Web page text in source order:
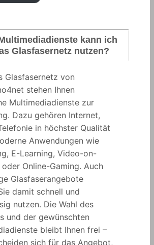
kann ich
Glasfasernetz nutzen?
Glasfasernetz von
stehen Ihnen
Multimediadienste zur
Dazu gehören Internet,
in höchster Qualität
Anwendungen wie
E-Learning, Video-on-
oder Online-Gaming. Auch
Glasfaserangebote
damit schnell und
nutzen. Die Wahl des
und der gewünschten
bleibt Ihnen frei –
sich für das Angebot,